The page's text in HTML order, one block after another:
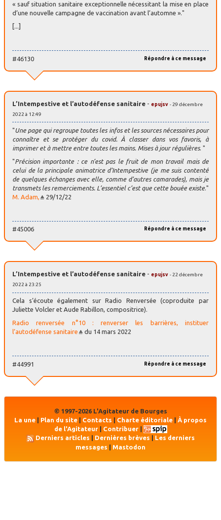
« sauf situation sanitaire exceptionnelle nécessitant la mise en place
d’une nouvelle campagne de vaccination avant l’automne »."
[...]
Répondre à ce message
#46130
L’Intempestive et l’autodéfense sanitaire - epujsv - 29 décembre
2022 à 12:49
"Une page qui regroupe toutes les infos et les sources nécessaires pour
connaître et se protéger du covid. À classer dans vos favoris, à
imprimer et à mettre entre toutes les mains. Mises à jour régulières. "
"Précision importante : ce n’est pas le fruit de mon travail mais de
celui de la principale animatrice d’Intempestive (je me suis contenté
de quelques échanges avec elle, comme d’autres camarades), mais je
transmets les remerciements. L’essentiel c’est que cette bouée existe."
M. Adam,
29/12/22
Répondre à ce message
#45006
L’Intempestive et l’autodéfense sanitaire - epujsv - 22 décembre
2022 à 23:25
Cela s’écoute également sur Radio Renversée (coproduite par
Juliette Volcler et Aude Rabillon, compositrice).
Radio renversée n°10 : renverser les barrières, instituer
l’autodéfense sanitaire
du 14 mars 2022
Répondre à ce message
#44991
© 1997-2026 L'Agitateur de Bourges
La une | Plan du site | Contacts | Charte éditoriale | À propos
de l'Agitateur| Contribuer|
Derniers articles
Dernières brèves
Les derniers
messages
Mastodon